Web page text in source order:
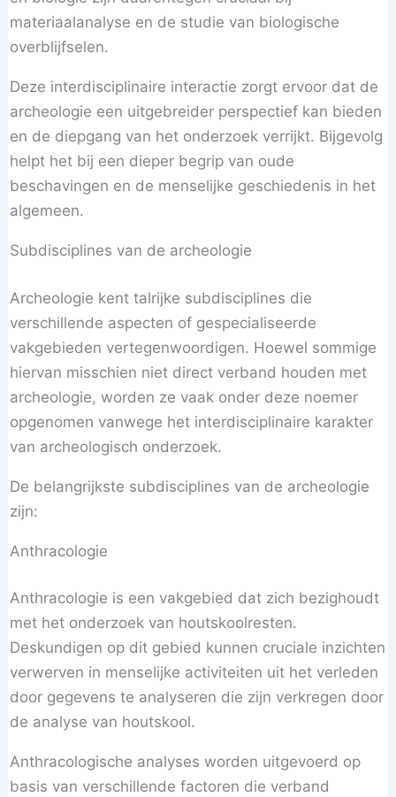
materiaalanalyse en de studie van biologische
overblijfselen.
Deze interdisciplinaire interactie zorgt ervoor dat de
archeologie een uitgebreider perspectief kan bieden
en de diepgang van het onderzoek verrijkt. Bijgevolg
helpt het bij een dieper begrip van oude
beschavingen en de menselijke geschiedenis in het
algemeen.
Subdisciplines van de archeologie
Archeologie kent talrijke subdisciplines die
verschillende aspecten of gespecialiseerde
vakgebieden vertegenwoordigen. Hoewel sommige
hiervan misschien niet direct verband houden met
archeologie, worden ze vaak onder deze noemer
opgenomen vanwege het interdisciplinaire karakter
van archeologisch onderzoek.
De belangrijkste subdisciplines van de archeologie
zijn:
Anthracologie
Anthracologie is een vakgebied dat zich bezighoudt
met het onderzoek van houtskoolresten.
Deskundigen op dit gebied kunnen cruciale inzichten
verwerven in menselijke activiteiten uit het verleden
door gegevens te analyseren die zijn verkregen door
de analyse van houtskool.
Anthracologische analyses worden uitgevoerd op
basis van verschillende factoren die verband